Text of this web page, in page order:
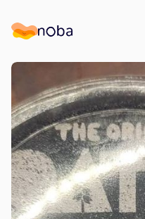
Noba